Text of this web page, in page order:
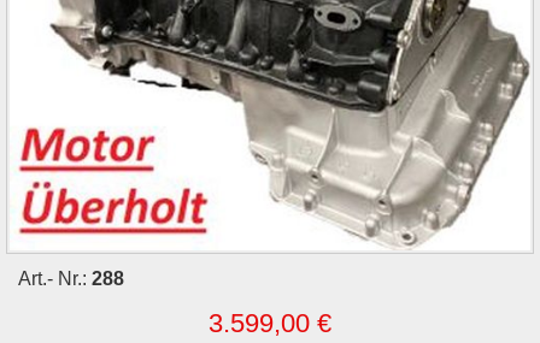
Art.- Nr.: 288
3.599,00 €